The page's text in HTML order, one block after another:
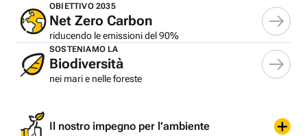
OBIETTIVO 2035
Net Zero Carbon
riducendo le emissioni del 90%
SOSTENIAMO LA
Biodiversità
nei mari e nelle foreste
Il nostro impegno per l’ambiente